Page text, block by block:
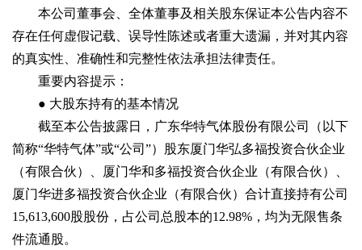
本公司董事会、全体董事及相关股东保证本公告内容不
存在任何虚假记载、误导性陈述或者重大遗漏，并对其内容
的真实性、准确性和完整性依法承担法律责任。
重要内容提示：
● 大股东持有的基本情况
截至本公告披露日，广东华特气体股份有限公司（以下
简称“华特气体”或“公司”）股东厦门华弘多福投资合伙企业
（有限合伙）、厦门华和多福投资合伙企业（有限合伙）、
厦门华进多福投资合伙企业（有限合伙）合计直接持有公司
15,613,600股股份，占公司总股本的12.98%，均为无限售条
件流通股。